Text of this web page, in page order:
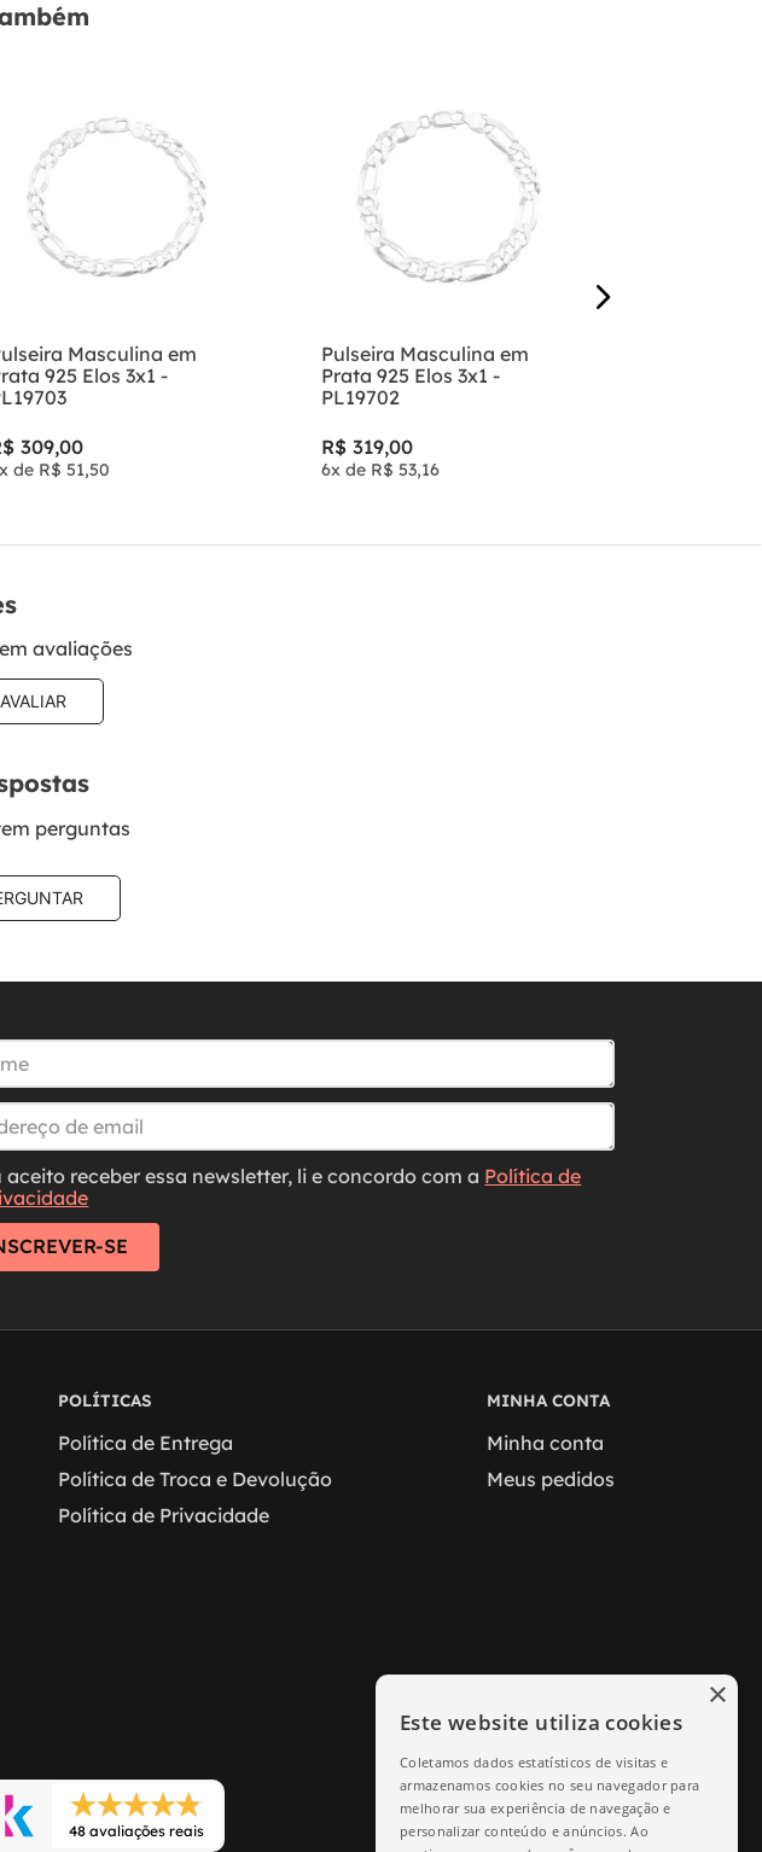
Masculina em
925 Elos 3x1 -
309,00
x de R$ 51,50
Pulseira Masculina em
Prata 925 Elos 3x1 -
PL19702
R$ 319,00
6x de R$ 53,16
avaliações
perguntas
aceito receber essa newsletter, li e concordo com a Política de
SE
POLÍTICAS
Política de Entrega
Política de Troca e Devolução
Política de Privacidade
MINHA CONTA
Minha conta
Meus pedidos
48 avaliações reais
Este website utiliza cookies
Coletamos dados estatísticos de visitas e
armazenamos cookies no seu navegador para
melhorar sua experiência de navegação e
personalizar conteúdo e anúncios. Ao
×